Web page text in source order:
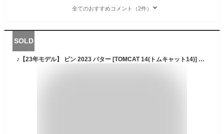
全てのおすすめコメント（2件）
SOLD
♪【23年モデル】 ピン 2023 パター [TOMCAT 14(トムキャット14)] ネオマレット型 PING PUTTER